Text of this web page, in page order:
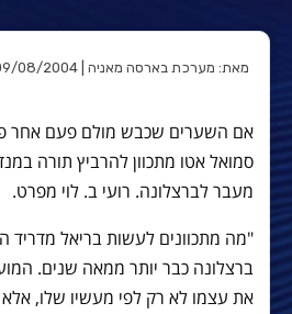
מאת: מערכת בארסה מאניה | 09/08/2004 | קטגוריה:
אם השערים שכבש מולם פעם אחר
סמואל אטו מתכוון להרביץ תורה
מעבר לברצלונה. רועי ב. לוי מפרט.
"מה מתכוונים לעשות בריאל מדריד
ברצלונה כבר יותר ממאה שנים.
את עצמו לא רק לפי מעשיו שלו, אלא